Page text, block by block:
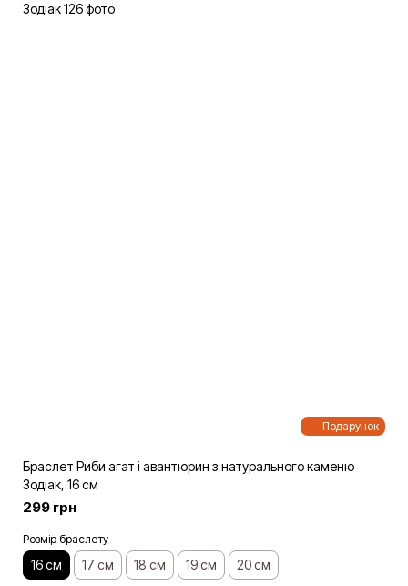
Подарунок
Браслет Риби агат і авантюрин з натурального каменю
Зодіак, 16 см
299 грн
Розмір браслету
16 см 17 см 18 см 19 см 20 см